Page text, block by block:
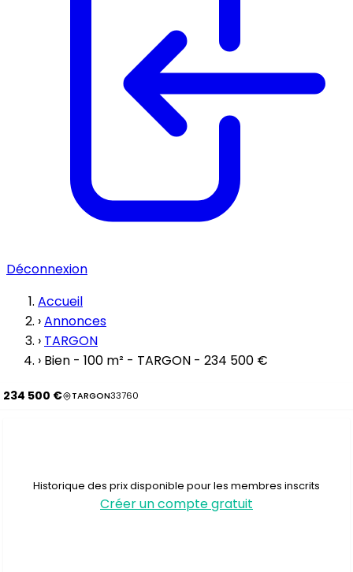
Déconnexion
Accueil
›Annonces
› TARGON
› Bien - 100 m² - TARGON - 234 500 €
234 500 € TARGON33760
Historique des prix disponible pour les membres inscrits
Créer un compte gratuit